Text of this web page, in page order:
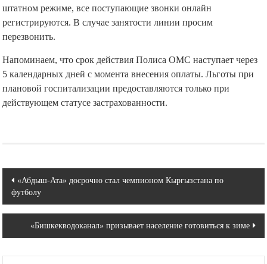
штатном режиме, все поступающие звонки онлайн
регистрируются. В случае занятости линии просим
перезвонить.
Напоминаем, что срок действия Полиса ОМС наступает через
5 календарных дней с момента внесения оплаты. Льготы при
плановой госпитализации предоставляются только при
действующем статусе застрахованности.
Навигация
по
записям
«Абдыш-Ата» досрочно стал чемпионом Кыргызстана по
футболу
«Бишкекводоканал» призывает население готовиться к зиме